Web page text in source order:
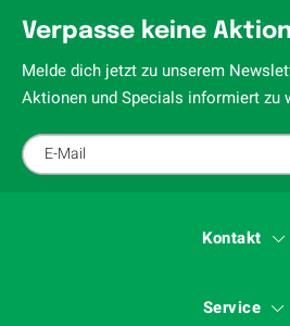
Verpasse keine
Melde dich jetzt zu unserem
Aktionen und Specials informiert zu
Kontakt
Service